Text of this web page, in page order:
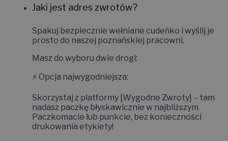
Jaki jest adres zwrotów?
Spakuj bezpiecznie wełniane cudeńko i wyślij je
prosto do naszej poznańskiej pracowni.
Masz do wyboru dwie drogi:
⚡ Opcja najwygodniejsza:
Skorzystaj z platformy [Wygodne Zwroty] – tam
nadasz paczkę błyskawicznie w najbliższym
Paczkomacie lub punkcie, bez konieczności
drukowania etykiety!